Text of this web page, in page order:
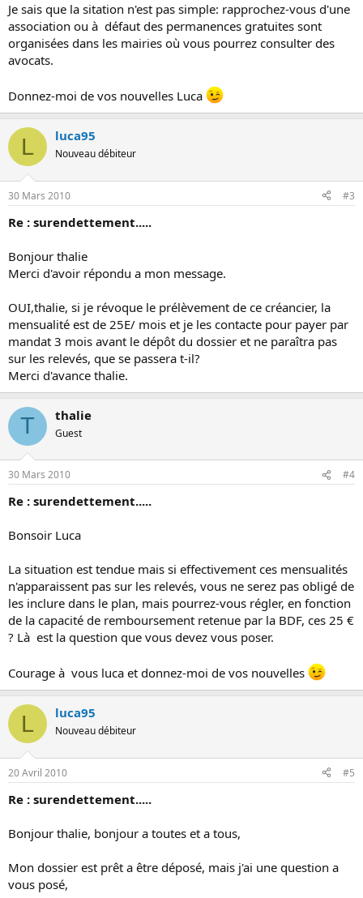
Je sais que la sitation n'est pas simple: rapprochez-vous d'une
association ou à défaut des permanences gratuites sont
organisées dans les mairies où vous pourrez consulter des
avocats.
Donnez-moi de vos nouvelles Luca
L luca95
Nouveau débiteur
30 Mars 2010 #3
Re : surendettement.....
Bonjour thalie
Merci d'avoir répondu a mon message.
OUI,thalie, si je révoque le prélèvement de ce créancier, la
mensualité est de 25E/ mois et je les contacte pour payer par
mandat 3 mois avant le dépôt du dossier et ne paraîtra pas
sur les relevés, que se passera t-il?
Merci d'avance thalie.
T thalie
Guest
30 Mars 2010 #4
Re : surendettement.....
Bonsoir Luca
La situation est tendue mais si effectivement ces mensualités
n'apparaissent pas sur les relevés, vous ne serez pas obligé de
les inclure dans le plan, mais pourrez-vous régler, en fonction
de la capacité de remboursement retenue par la BDF, ces 25 €
? Là est la question que vous devez vous poser.
Courage à vous luca et donnez-moi de vos nouvelles
L luca95
Nouveau débiteur
20 Avril 2010 #5
Re : surendettement.....
Bonjour thalie, bonjour a toutes et a tous,
Mon dossier est prêt a être déposé, mais j'ai une question a
vous posé,